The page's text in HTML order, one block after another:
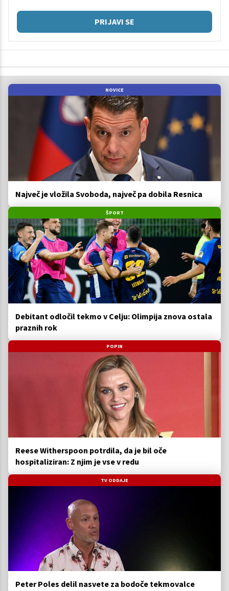
PRIJAVI SE
NOVICE
Največ je vložila Svoboda, največ pa dobila Resnica
ŠPORT
Debitant odločil tekmo v Celju: Olimpija znova ostala
praznih rok
POPIN
Reese Witherspoon potrdila, da je bil oče
hospitaliziran: Z njim je vse v redu
TV ODDAJE
Peter Poles delil nasvete za bodoče tekmovalce